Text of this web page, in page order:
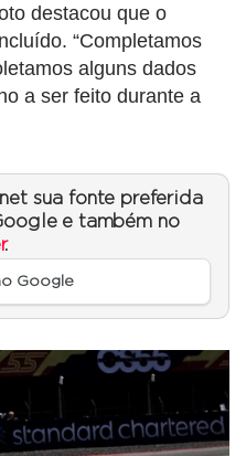
destacou que o
“Completamos
alguns dados
a ser feito durante a
sua fonte preferida
e também no
.
Google